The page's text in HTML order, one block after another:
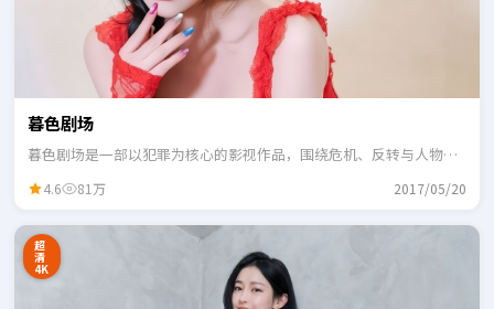
暮色剧场
暮色剧场是一部以犯罪为核心的影视作品，围绕危机、反转与人物成
4.6 81万 2017/05/20
超
清
4K